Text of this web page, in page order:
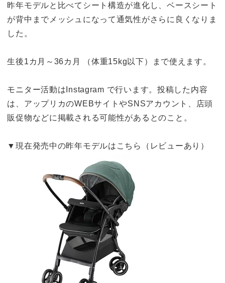
昨年モデルと比べてシート構造が進化し、ベースシート
が背中までメッシュになって通気性がさらに良くなりま
した。
生後1カ月～36カ月 （体重15kg以下）まで使えます。
モニター活動はInstagram で行います。投稿した内容
は、アップリカのWEBサイトやSNSアカウント、店頭
販促物などに掲載される可能性があるとのこと。
▼現在発売中の昨年モデルはこちら（レビューあり）